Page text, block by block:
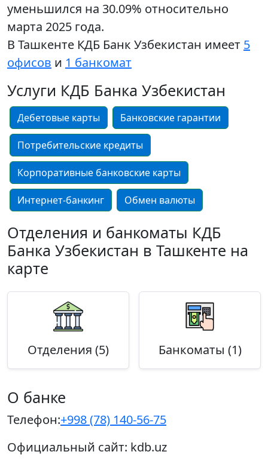
уменьшился на 30.09% относительно
марта 2025 года.
В Ташкенте КДБ Банк Узбекистан имеет 5
офисов и 1 банкомат
Услуги КДБ Банка Узбекистан
Дебетовые карты Банковские гарантии
Потребительские кредиты
Корпоративные банковские карты
Интернет-банкинг Обмен валюты
Отделения и банкоматы КДБ
Банка Узбекистан в Ташкенте на
карте
Отделения (5) Банкоматы (1)
О банке
Телефон:+998 (78) 140-56-75
Официальный сайт: kdb.uz